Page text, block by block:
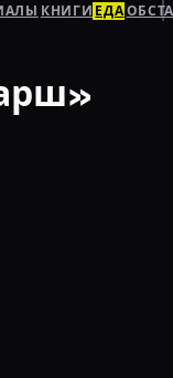
КНИГИ ЕДА